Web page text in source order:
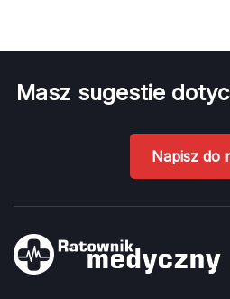
Masz sugestie
Napisz do